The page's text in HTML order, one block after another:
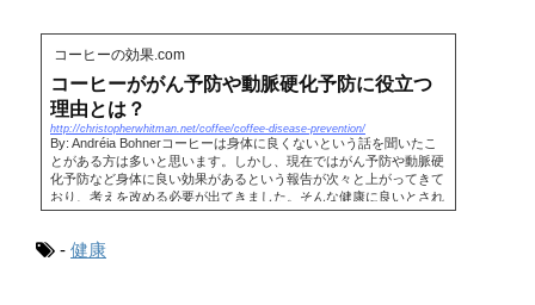
コーヒーの効果.com
コーヒーががん予防や動脈硬化予防に役立つ
理由とは？
http://christopherwhitman.net/coffee/coffee-disease-prevention/
By: Andréia Bohnerコーヒーは身体に良くないという話を聞いたこ
とがある方は多いと思います。しかし、現在ではがん予防や動脈硬
化予防など身体に良い効果があるという報告が次々と上がってきて
おり、考えを改める必要が出てきました。そんな健康に良いとされ
ている...
- 健康